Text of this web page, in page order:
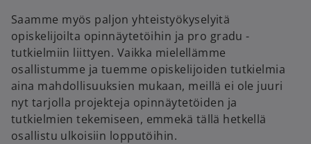
Saamme myös paljon yhteistyökyselyitä
opiskelijoilta opinnäytetöihin ja pro gradu -
tutkielmiin liittyen. Vaikka mielellämme
osallistumme ja tuemme opiskelijoiden tutkielmia
aina mahdollisuuksien mukaan, meillä ei ole juuri
nyt tarjolla projekteja opinnäytetöiden ja
tutkielmien tekemiseen, emmekä tällä hetkellä
osallistu ulkoisiin lopputöihin.